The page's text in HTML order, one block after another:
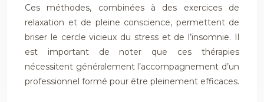
Ces méthodes, combinées à des exercices de
relaxation et de pleine conscience, permettent de
briser le cercle vicieux du stress et de l’insomnie. Il
est important de noter que ces thérapies
nécessitent généralement l’accompagnement d’un
professionnel formé pour être pleinement efficaces.